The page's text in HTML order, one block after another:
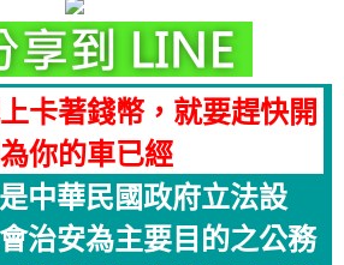
卡著錢幣，就要趕快開
你的車已經
中華民國政府立法設
治安為主要目的之公務